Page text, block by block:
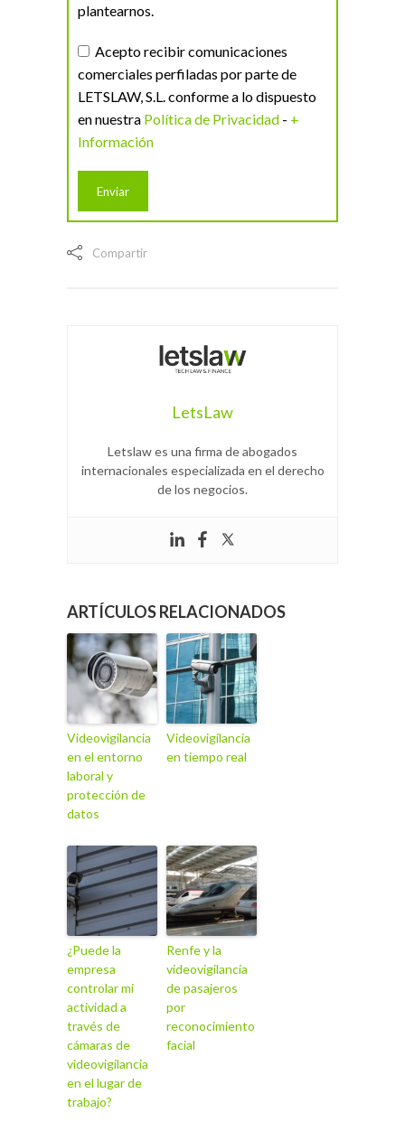
plantearnos.
Acepto recibir comunicaciones
comerciales perfiladas por parte de
LETSLAW, S.L. conforme a lo dispuesto
en nuestra Política de Privacidad - +
Información
Compartir
LetsLaw
Letslaw es una firma de abogados
internacionales especializada en el derecho
de los negocios.
ARTÍCULOS RELACIONADOS
Videovigilancia
en el entorno
laboral y
protección de
datos
Videovigilancia
en tiempo real
¿Puede la
empresa
controlar mi
actividad a
través de
cámaras de
videovigilancia
en el lugar de
trabajo?
Renfe y la
videovigilancia
de pasajeros
por
reconocimiento
facial